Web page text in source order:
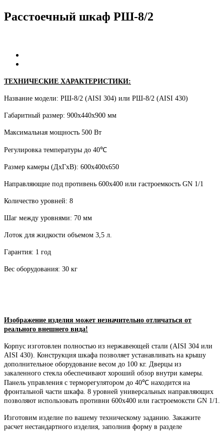
Расстоечный шкаф РШ-8/2
ТЕХНИЧЕСКИЕ ХАРАКТЕРИСТИКИ:
Название модели: РШ-8/2 (AISI 304) или РШ-8/2 (AISI 430)
Габаритный размер: 900х440х900 мм
Максимальная мощность 500 Вт
Регулировка температуры до 40℃
Размер камеры (ДхГхВ): 600х400х650
Направляющие под противень 600х400 или гастроемкость GN 1/1
Количество уровней: 8
Шаг между уровнями: 70 мм
Лоток для жидкости объемом 3,5 л.
Гарантия: 1 год
Вес оборудования: 30 кг
Изображение изделия может незначительно отличаться от
реального внешнего вида!
Корпус изготовлен полностью из нержавеющей стали (AISI 304 или
AISI 430). Конструкция шкафа позволяет устанавливать на крышу
дополнительное оборудование весом до 100 кг. Дверцы из
закаленного стекла обеспечивают хороший обзор внутри камеры.
Панель управления с терморегулятором до 40℃ находится на
фронтальной части шкафа. 8 уровней универсальных направляющих
позволяют использовать противни 600х400 или гастроемоксти GN 1/1.
Изготовим изделие по вашему техническому заданию. Закажите
расчет нестандартного изделия, заполнив форму в разделе